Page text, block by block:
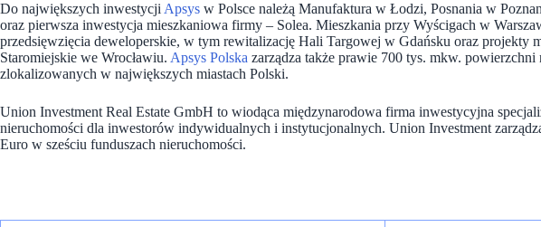
Do największych inwestycji Apsys w Polsce należą Manufaktura w Łodzi, Posnania w
oraz pierwsza inwestycja mieszkaniowa firmy – Solea. Mieszkania przy Wyścigach w
przedsięwzięcia deweloperskie, w tym rewitalizację Hali Targowej w Gdańsku oraz projekty
Staromiejskie we Wrocławiu. Apsys Polska zarządza także prawie 700 tys. mkw.
zlokalizowanych w największych miastach Polski.
Union Investment Real Estate GmbH to wiodąca międzynarodowa firma inwestycyjna
nieruchomości dla inwestorów indywidualnych i instytucjonalnych. Union Investment
Euro w sześciu funduszach nieruchomości.